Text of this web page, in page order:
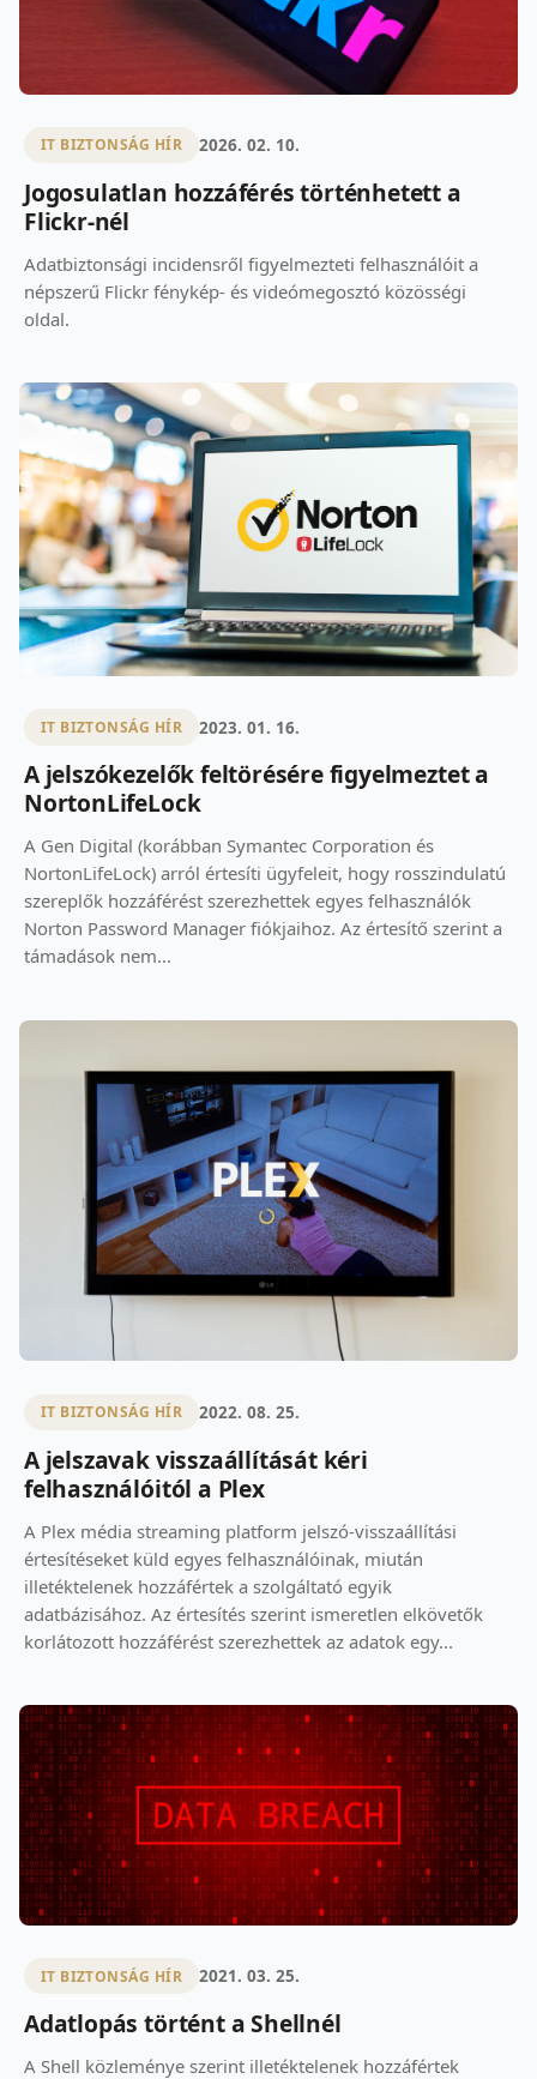
IT BIZTONSÁG HÍR 2026. 02. 10.
Jogosulatlan hozzáférés történhetett a
Flickr-nél
Adatbiztonsági incidensről figyelmezteti felhasználóit a
népszerű Flickr fénykép- és videómegosztó közösségi
oldal.
IT BIZTONSÁG HÍR 2023. 01. 16.
A jelszókezelők feltörésére figyelmeztet a
NortonLifeLock
A Gen Digital (korábban Symantec Corporation és
NortonLifeLock) arról értesíti ügyfeleit, hogy rosszindulatú
szereplők hozzáférést szerezhettek egyes felhasználók
Norton Password Manager fiókjaihoz. Az értesítő szerint a
támadások nem...
IT BIZTONSÁG HÍR 2022. 08. 25.
A jelszavak visszaállítását kéri
felhasználóitól a Plex
A Plex média streaming platform jelszó-visszaállítási
értesítéseket küld egyes felhasználóinak, miután
illetéktelenek hozzáfértek a szolgáltató egyik
adatbázisához. Az értesítés szerint ismeretlen elkövetők
korlátozott hozzáférést szerezhettek az adatok egy...
IT BIZTONSÁG HÍR 2021. 03. 25.
Adatlopás történt a Shellnél
A Shell közleménye szerint illetéktelenek hozzáfértek